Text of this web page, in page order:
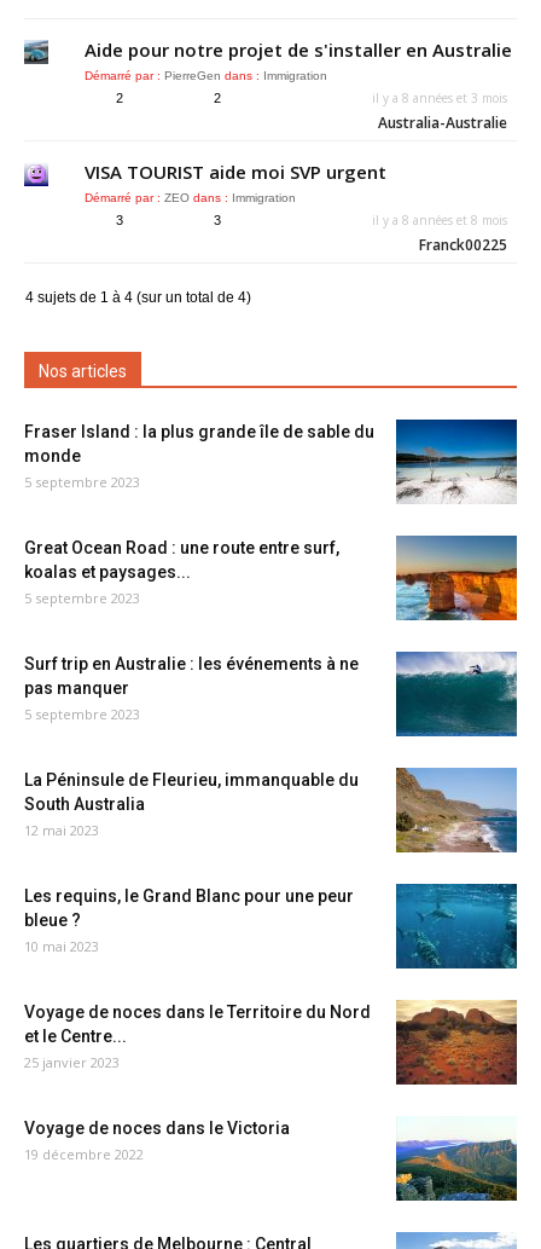
Aide pour notre projet de s'installer en Australie
Démarré par : PierreGen dans : Immigration
2 2 il y a 8 années et 3 mois
Australia-Australie
VISA TOURIST aide moi SVP urgent
Démarré par : ZEO dans : Immigration
3 3 il y a 8 années et 8 mois
Franck00225
4 sujets de 1 à 4 (sur un total de 4)
Nos articles
Fraser Island : la plus grande île de sable du
monde
5 septembre 2023
Great Ocean Road : une route entre surf,
koalas et paysages...
5 septembre 2023
Surf trip en Australie : les événements à ne
pas manquer
5 septembre 2023
La Péninsule de Fleurieu, immanquable du
South Australia
12 mai 2023
Les requins, le Grand Blanc pour une peur
bleue ?
10 mai 2023
Voyage de noces dans le Territoire du Nord
et le Centre...
25 janvier 2023
Voyage de noces dans le Victoria
19 décembre 2022
Les quartiers de Melbourne : Central